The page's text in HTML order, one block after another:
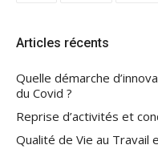
Articles récents
Quelle démarche
du Covid ?
Reprise d’activités et
Qualité de Vie au Travail